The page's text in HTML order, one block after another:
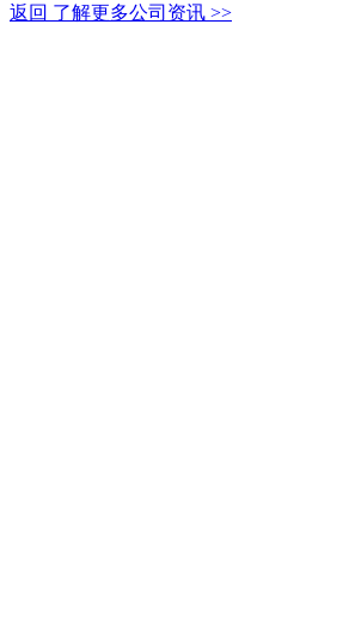
返回 了解更多公司资讯 >>